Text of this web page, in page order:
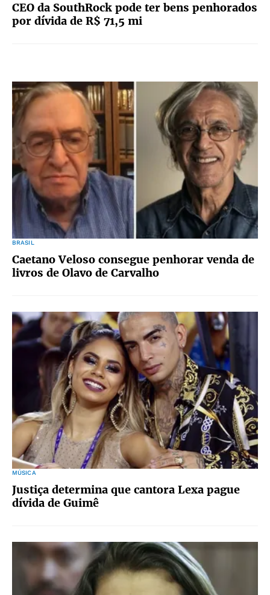
CEO da SouthRock pode ter bens penhorados
por dívida de R$ 71,5 mi
BRASIL
Caetano Veloso consegue penhorar venda de
livros de Olavo de Carvalho
MÚSICA
Justiça determina que cantora Lexa pague
dívida de Guimê